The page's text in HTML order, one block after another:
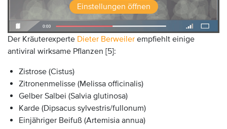
Einstellungen öffnen
Der Kräuterexperte Dieter Berweiler empfiehlt einige
antiviral wirksame Pflanzen [5]:
Zistrose (Cistus)
Zitronenmelisse (Melissa officinalis)
Gelber Salbei (Salvia glutinosa)
Karde (Dipsacus sylvestris/fullonum)
Einjähriger Beifuß (Artemisia annua)